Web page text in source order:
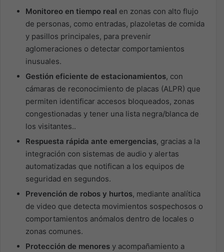
Monitoreo en tiempo real en zonas con alto flujo
de personas, como entradas, plazoletas de comida
y pasillos principales, para prevenir
aglomeraciones o detectar comportamientos
inusuales.
Gestión eficiente de estacionamientos, con
cámaras de reconocimiento de placas (ALPR) que
permiten identificar accesos bloqueados, zonas
congestionadas y tener una lista negra/blanca de
los visitantes..
Respuesta rápida ante emergencias, gracias a la
integración con sistemas de audio y alertas
automatizadas que notifican a los equipos de
seguridad en segundos.
Prevención de robos y hurtos, mediante analítica
de video que detecta movimientos sospechosos o
comportamientos anómalos dentro de locales o
zonas comunes.
Protección de menores y acompañamiento a